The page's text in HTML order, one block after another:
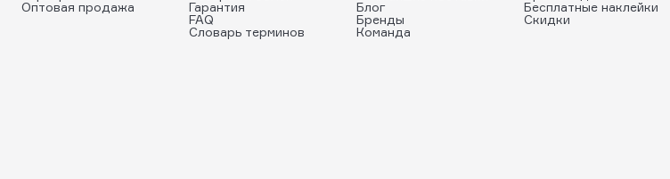
Оптовая продажа
Гарантия
FAQ
Словарь терминов
Блог
Бренды
Команда
Бесплатные наклейки
Скидки